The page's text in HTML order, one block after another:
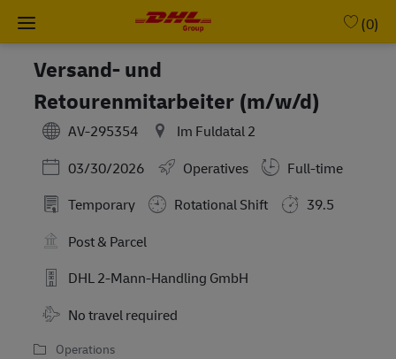
Skip to main content
(0)
Versand- und
Retourenmitarbeiter (m/w/d)
AV-295354
Im Fuldatal 2
Posted Date
03/30/2026 Operatives
Full-time
Temporary
Rotational Shift
39.5
Post & Parcel
DHL 2-Mann-Handling GmbH
No travel required
Operations